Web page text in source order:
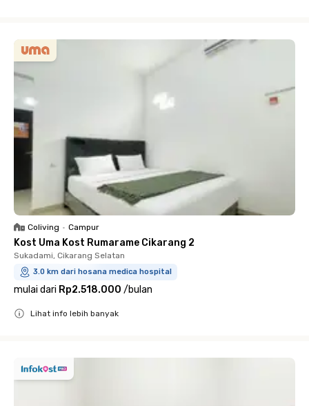
Coliving • Campur
Kost Uma Kost Rumarame Cikarang 2
Sukadami, Cikarang Selatan
3.0 km dari hosana medica hospital
mulai dari Rp2.518.000 /bulan
Lihat info lebih banyak